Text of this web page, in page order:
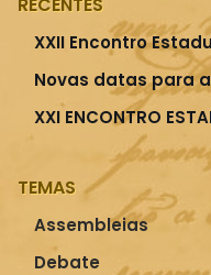
XXII Encontro
Novas datas para
XXI ENCONTRO
TEMAS
Assembleias
Debate